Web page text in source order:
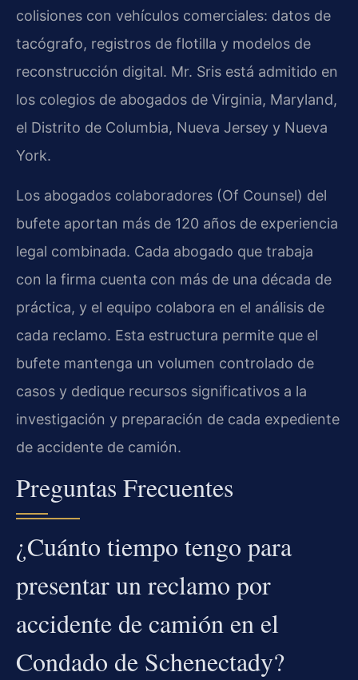
colisiones con vehículos comerciales: datos de
tacógrafo, registros de flotilla y modelos de
reconstrucción digital. Mr. Sris está admitido en
los colegios de abogados de Virginia, Maryland,
el Distrito de Columbia, Nueva Jersey y Nueva
York.
Los abogados colaboradores (Of Counsel) del
bufete aportan más de 120 años de experiencia
legal combinada. Cada abogado que trabaja
con la firma cuenta con más de una década de
práctica, y el equipo colabora en el análisis de
cada reclamo. Esta estructura permite que el
bufete mantenga un volumen controlado de
casos y dedique recursos significativos a la
investigación y preparación de cada expediente
de accidente de camión.
Preguntas Frecuentes
¿Cuánto tiempo tengo para
presentar un reclamo por
accidente de camión en el
Condado de Schenectady?